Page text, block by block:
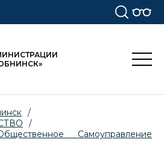
/
/
Самоуправление